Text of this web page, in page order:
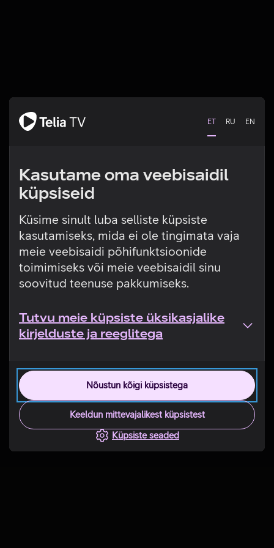
ET RU EN
Kasutame oma veebisaidil
küpsiseid
Küsime sinult luba selliste küpsiste
kasutamiseks, mida ei ole tingimata vaja
meie veebisaidi põhifunktsioonide
toimimiseks või meie veebisaidil sinu
soovitud teenuse pakkumiseks.
Tutvu meie küpsiste üksikasjalike
kirjelduste ja reeglitega
Nõustun kõigi küpsistega
Keeldun mittevajalikest küpsistest
Küpsiste seaded
Tehniline viga